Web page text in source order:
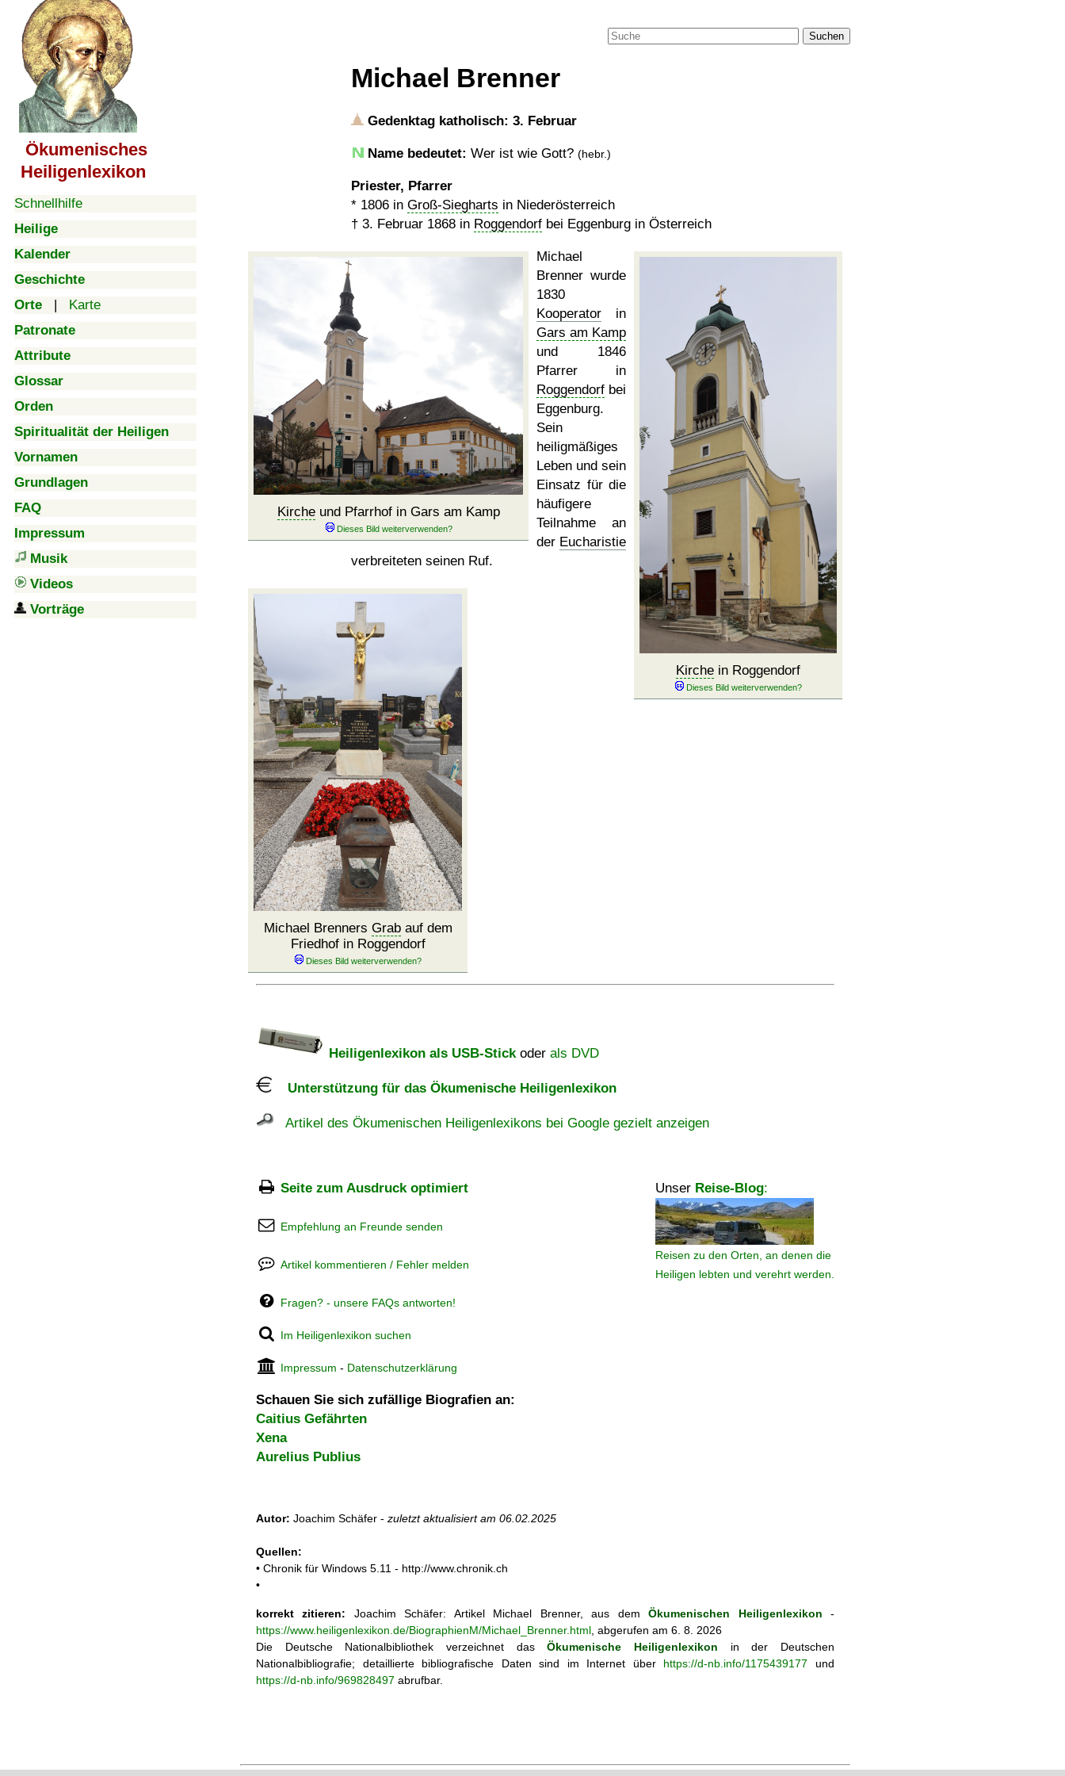
Ökumenisches
Heiligenlexikon
Schnellhilfe
Heilige
Kalender
Geschichte
Orte | Karte
Patronate
Attribute
Glossar
Orden
Spiritualität der Heiligen
Vornamen
Grundlagen
FAQ
Impressum
Musik
Videos
Vorträge
Suchen
Michael Brenner
Gedenktag katholisch: 3. Februar
Name bedeutet: Wer ist wie Gott? (hebr.)
Priester, Pfarrer
* 1806 in Groß-Siegharts in Niederösterreich
† 3. Februar 1868 in Roggendorf bei Eggenburg in Österreich
Kircheund Pfarrhof in Gars am Kamp
Kirche in Roggendorf
Michael
Brenner wurde
1830
Kooperator in
Gars am Kamp
und 1846
Pfarrer in
Roggendorf bei
Eggenburg.
Sein
heiligmäßiges
Leben und sein
Einsatz für die
häufigere
Teilnahme an
der Eucharistie
verbreiteten seinen Ruf.
Michael Brenners Grabauf dem
Friedhof in Roggendorf
Heiligenlexikon als USB-Stickoder als DVD
Unterstützung für das Ökumenische Heiligenlexikon
Artikel des Ökumenischen Heiligenlexikons bei Google gezielt anzeigen
Seite zum Ausdruck optimiert Unser Reise-Blog:
Reisen zu den Orten, an denen die
Heiligen lebten und verehrt werden.
Empfehlung an Freunde senden
Artikel kommentieren / Fehler melden
Fragen? - unsere FAQs antworten!
Im Heiligenlexikon suchen
Impressum - Datenschutzerklärung
Schauen Sie sich zufällige Biografien an:
Caitius Gefährten
Xena
Aurelius Publius
Autor: Joachim Schäfer - zuletzt aktualisiert am 06.02.2025
Quellen:
• Chronik für Windows 5.11 - http://www.chronik.ch
•
korrekt zitieren: Joachim Schäfer: Artikel Michael Brenner, aus demÖkumenischen Heiligenlexikon -
https://www.heiligenlexikon.de/BiographienM/Michael_Brenner.html , abgerufen am 6. 8. 2026
Die Deutsche Nationalbibliothek verzeichnet dasÖkumenische Heiligenlexikon in der Deutschen
Nationalbibliografie; detaillierte bibliografische Daten sind im Internet über https://d-nb.info/1175439177 und
https://d-nb.info/969828497 abrufbar.